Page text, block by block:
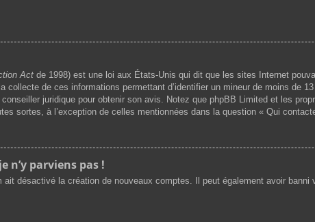
Act de 1998) est une loi aux États-Unis qui dit que les sites Internet
collecte de ces informations permettant d’identifier un mineur de moins de
juridique pour obtenir son avis. Notez que phpBB Limited et les
sortes, à l’exception de celles mentionnées dans la question « Qui
n’y parviens pas !
ait désactivé la création de nouveaux comptes. Il peut également avoir